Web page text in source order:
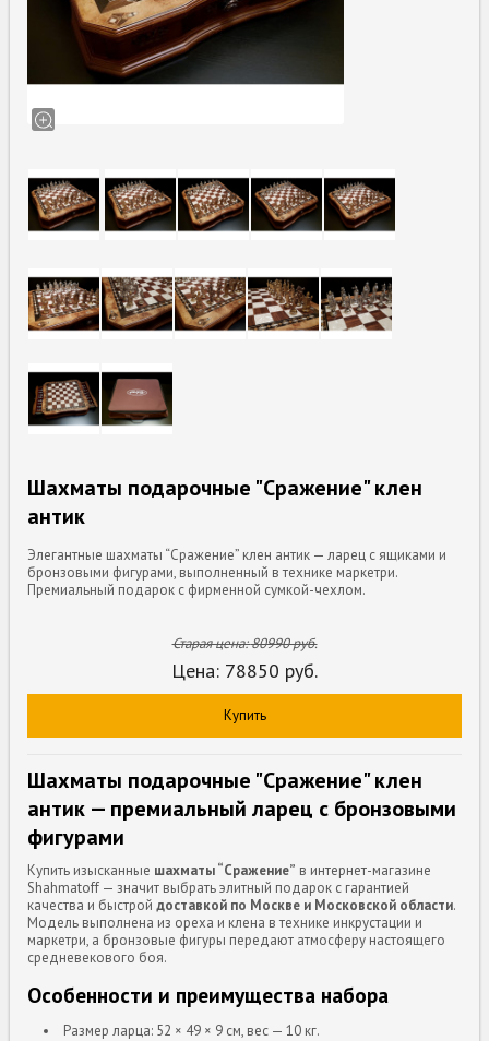
Шахматы подарочные "Сражение" клен
антик
Элегантные шахматы “Сражение” клен антик — ларец с ящиками и
бронзовыми фигурами, выполненный в технике маркетри.
Премиальный подарок с фирменной сумкой-чехлом.
Старая цена:80990руб.
Цена: 78850 руб.
Купить
Шахматы подарочные "Сражение" клен
антик — премиальный ларец с бронзовыми
фигурами
Купить изысканные шахматы “Сражение” в интернет-магазине
Shahmatoff — значит выбрать элитный подарок с гарантией
качества и быстройдоставкой по Москве и Московской области.
Модель выполнена из ореха и клена в технике инкрустации и
маркетри, а бронзовые фигуры передают атмосферу настоящего
средневекового боя.
Особенности и преимущества набора
Размер ларца: 52 × 49 × 9 см, вес — 10 кг.